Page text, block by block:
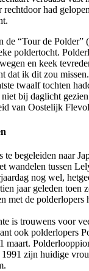
rechtdoor had
de “Tour de Polder”
poldertocht.
en keek
dat ik dit zou
twaalf tochten
bij daglicht
van Oostelijk
te begeleiden naar
wandelen tussen
nog wel,
jaar geleden toen
met de polderlopers
is trouwens voor
ook polderlopers
maart.
1991 zijn huidige